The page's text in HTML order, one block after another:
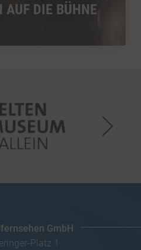
AUF DIE BÜHNE
GmbH
Platz 1